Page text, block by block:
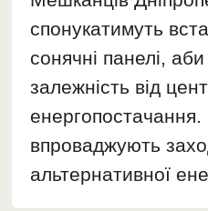
спонукатимуть
сонячні панелі,
залежність від
енергопостачання.
впроваджують
альтернативної